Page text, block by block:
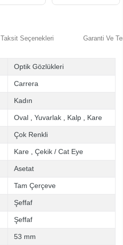
Taksit Seçenekleri Garanti Ve
Optik Gözlükleri
Carrera
Kadın
Oval Yuvarlak Kalp Kare
Çok Renkli
Kare Çekik / Cat Eye
Asetat
Tam Çerçeve
Şeffaf
Şeffaf
53 mm